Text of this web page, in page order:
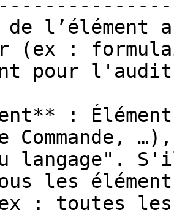
de
(ex :
pour
:
Commande,
langage".
les
: toutes les